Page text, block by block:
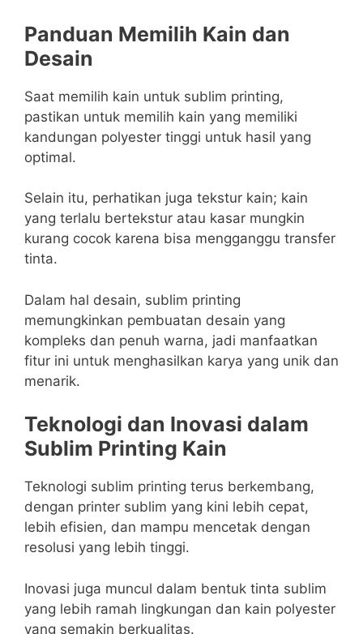
Panduan Memilih Kain dan
Desain
Saat memilih kain untuk sublim printing,
pastikan untuk memilih kain yang memiliki
kandungan polyester tinggi untuk hasil yang
optimal.
Selain itu, perhatikan juga tekstur kain; kain
yang terlalu bertekstur atau kasar mungkin
kurang cocok karena bisa mengganggu transfer
tinta.
Dalam hal desain, sublim printing
memungkinkan pembuatan desain yang
kompleks dan penuh warna, jadi manfaatkan
fitur ini untuk menghasilkan karya yang unik dan
menarik.
Teknologi dan Inovasi dalam
Sublim Printing Kain
Teknologi sublim printing terus berkembang,
dengan printer sublim yang kini lebih cepat,
lebih efisien, dan mampu mencetak dengan
resolusi yang lebih tinggi.
Inovasi juga muncul dalam bentuk tinta sublim
yang lebih ramah lingkungan dan kain polyester
yang semakin berkualitas.